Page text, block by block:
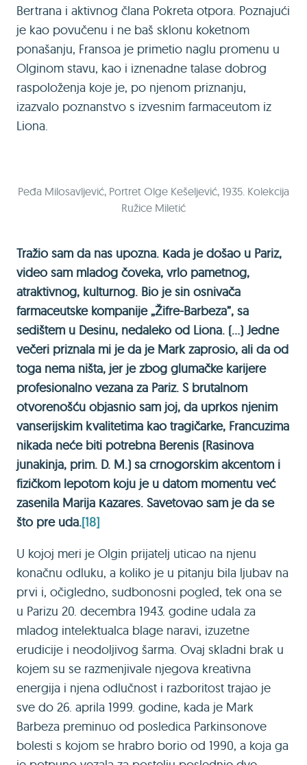
Bertrana i aktivnog člana Pokreta otpora. Poznajući
je kao povučenu i ne baš sklonu koketnom
ponašanju, Fransoa je primetio naglu promenu u
Olginom stavu, kao i iznenadne talase dobrog
raspoloženja koje je, po njenom priznanju,
izazvalo poznanstvo s izvesnim farmaceutom iz
Liona.
Peđa Milosavljević, Portret Olge Kešeljević, 1935. Kolekcija
Ružice Miletić
Tražio sam da nas upozna. Кada je došao u Pariz,
video sam mladog čoveka, vrlo pametnog,
atraktivnog, kulturnog. Bio je sin osnivača
farmaceutske kompanije „Žifre-Barbeza”, sa
sedištem u Desinu, nedaleko od Liona. (...) Jedne
večeri priznala mi je da je Mark zaprosio, ali da od
toga nema ništa, jer je zbog glumačke karijere
profesionalno vezana za Pariz. S brutalnom
otvorenošću objasnio sam joj, da uprkos njenim
vanserijskim kvalitetima kao tragičarke, Francuzima
nikada neće biti potrebna Berenis (Rasinova
junakinja, prim. D. M.) sa crnogorskim akcentom i
fizičkom lepotom koju je u datom momentu već
zasenila Marija Кazares. Savetovao sam je da se
što pre uda.[18]
U kojoj meri je Olgin prijatelj uticao na njenu
konačnu odluku, a koliko je u pitanju bila ljubav na
prvi i, očigledno, sudbonosni pogled, tek ona se
u Parizu 20. decembra 1943. godine udala za
mladog intelektualca blage naravi, izuzetne
erudicije i neodoljivog šarma. Ovaj skladni brak u
kojem su se razmenjivale njegova kreativna
energija i njena odlučnost i razboritost trajao je
sve do 26. aprila 1999. godine, kada je Mark
Barbeza preminuo od posledica Parkinsonove
bolesti s kojom se hrabro borio od 1990, a koja ga